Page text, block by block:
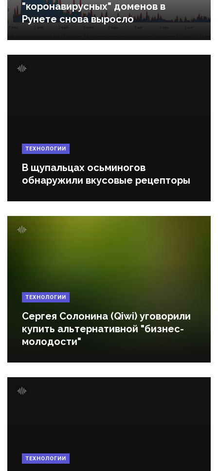
"коронавирусных" доменов в
Рунете снова выросло
ТЕХНОЛОГИИ
В щупальцах осьминогов
обнаружили вкусовые рецепторы
ТЕХНОЛОГИИ
Сергея Солонина (Qiwi) уговорили
купить альтернативной "бизнес-
молодости"
ТЕХНОЛОГИИ